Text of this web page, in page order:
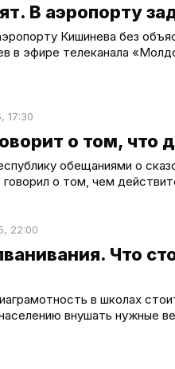
В аэропорту
Кишинева без
в эфире телеканала
17:30
о том, что
обещаниями о
о том, чем
22:00
Что
в школах
внушать нужные